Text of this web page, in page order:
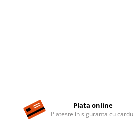
Plata online
Plateste in siguranta cu cardul